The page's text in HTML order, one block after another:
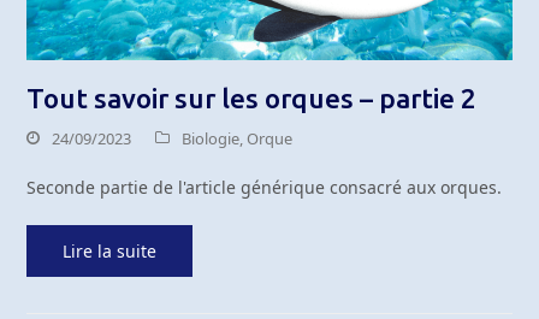
Tout savoir sur les orques – partie 2
24/09/2023 Biologie,Orque
Seconde partie de l'article générique consacré aux orques.
Lire la suite